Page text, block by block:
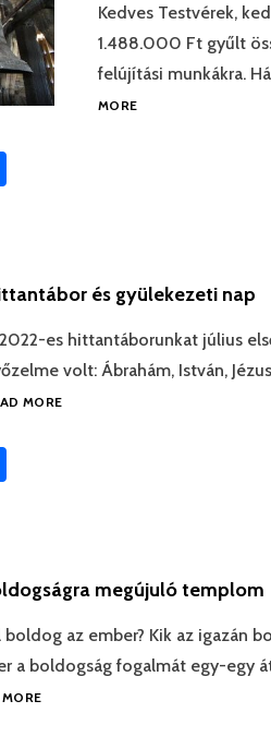
Kedves Testvérek,
1.488.000 Ft gyűlt
felújítási munkákra.
MORE
és gyülekezeti nap
es hittantáborunkat július
volt: Ábrahám, István,
MORE
megújuló templom
az ember? Kik az igazán
a boldogság fogalmát egy-egy